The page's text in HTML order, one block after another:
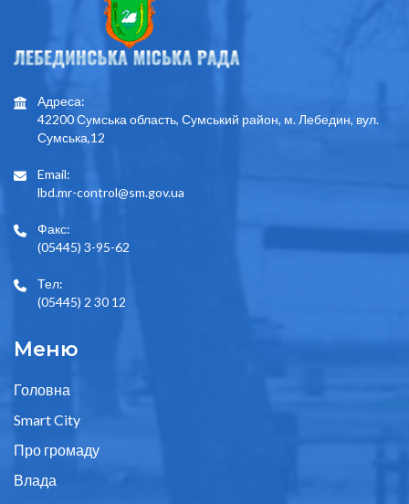
Адреса:
42200 Сумська область, Сумський район, м. Лебедин, вул.
Сумська,12
Email:
lbd.mr-control@sm.gov.ua
Факс:
(05445) 3-95-62
Тел:
(05445) 2 30 12
Меню
Головна
Smart City
Про громаду
Влада